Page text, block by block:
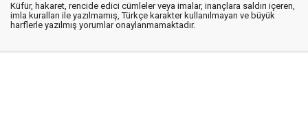
Küfür, hakaret, rencide edici cümleler veya imalar, inançlara saldırı içeren,
imla kuralları ile yazılmamış, Türkçe karakter kullanılmayan ve büyük
harflerle yazılmış yorumlar onaylanmamaktadır.